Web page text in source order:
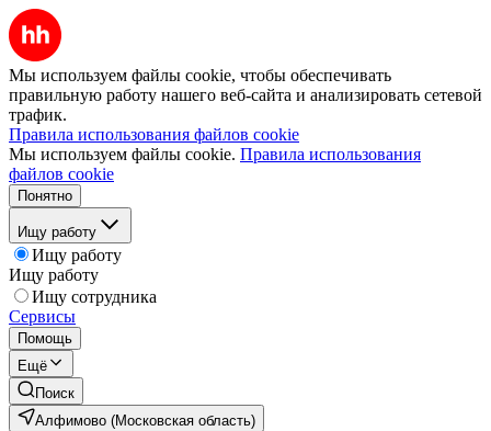
Мы используем файлы cookie, чтобы обеспечивать
правильную работу нашего веб-сайта и анализировать сетевой
трафик.
Правила использования файлов cookie
Мы используем файлы cookie. Правила использования
файлов cookie
Понятно
Ищу работу
Ищу работу
Ищу работу
Ищу сотрудника
Сервисы
Помощь
Ещё
Поиск
Алфимово (Московская область)